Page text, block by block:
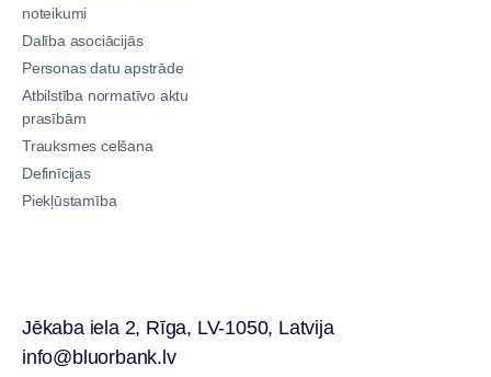
noteikumi
Dalība asociācijās
Personas datu apstrāde
Atbilstība normatīvo aktu
prasībām
Trauksmes celšana
Definīcijas
Piekļūstamība
Jēkaba iela 2, Rīga, LV-1050, Latvija
info@bluorbank.lv